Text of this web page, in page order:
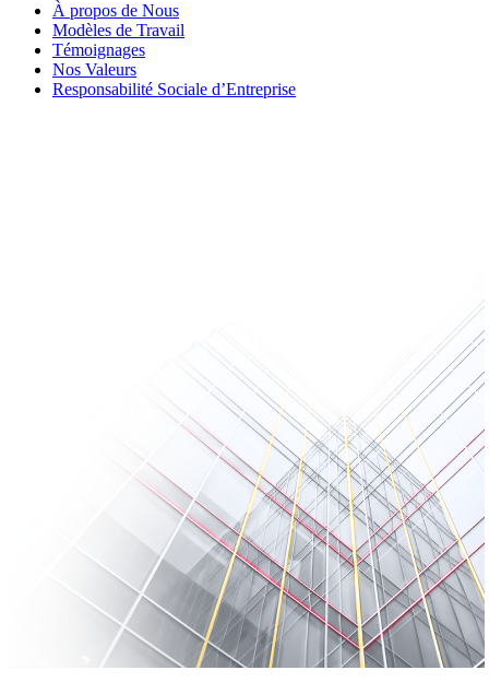
À propos de Nous
Modèles de Travail
Témoignages
Nos Valeurs
Responsabilité Sociale d’Entreprise